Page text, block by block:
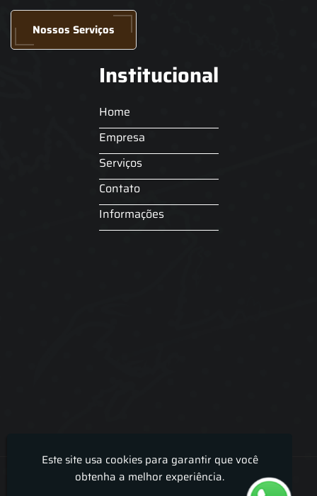
Nossos Serviços
Institucional
Home
Empresa
Serviços
Contato
Informações
Lira Luz Decor - Cortinas sob medidas e persianas
Este site usa cookies para garantir que você
obtenha a melhor experiência.